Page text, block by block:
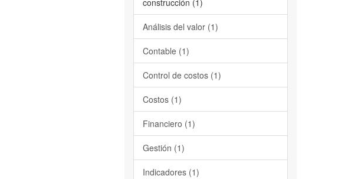
construcción (1)
Análisis del valor (1)
Contable (1)
Control de costos (1)
Costos (1)
Financiero (1)
Gestión (1)
Indicadores (1)